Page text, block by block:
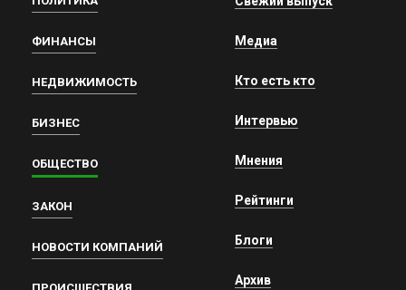
ФИНАНСЫ
НЕДВИЖИМОСТЬ
БИЗНЕС
ОБЩЕСТВО
ЗАКОН
НОВОСТИ КОМПАНИЙ
Медиа
Кто есть кто
Интервью
Мнения
Рейтинги
Блоги
Архив